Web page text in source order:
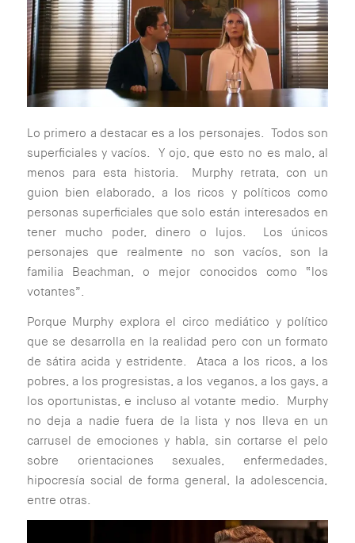
Lo primero a destacar es a los personajes. Todos son
superficiales y vacíos. Y ojo, que esto no es malo, al
menos para esta historia. Murphy retrata, con un
guion bien elaborado, a los ricos y políticos como
personas superficiales que solo están interesados en
tener mucho poder, dinero o lujos. Los únicos
personajes que realmente no son vacíos, son la
familia Beachman, o mejor conocidos como “los
votantes”.
Porque Murphy explora el circo mediático y político
que se desarrolla en la realidad pero con un formato
de sátira acida y estridente. Ataca a los ricos, a los
pobres, a los progresistas, a los veganos, a los gays, a
los oportunistas, e incluso al votante medio. Murphy
no deja a nadie fuera de la lista y nos lleva en un
carrusel de emociones y habla, sin cortarse el pelo
sobre orientaciones sexuales, enfermedades,
hipocresía social de forma general, la adolescencia,
entre otras.